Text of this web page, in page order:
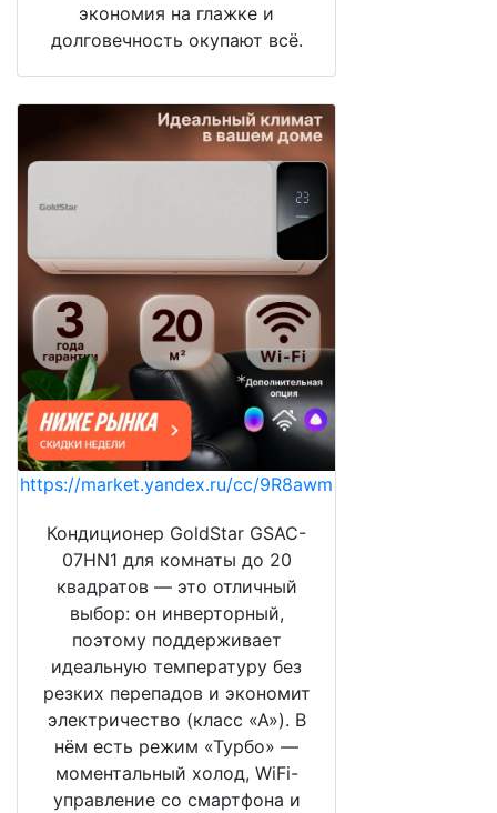
экономия на глажке и
долговечность окупают всё.
https://market.yandex.ru/cc/9R8awm
Кондиционер GoldStar GSAC-
07HN1 для комнаты до 20
квадратов — это отличный
выбор: он инверторный,
поэтому поддерживает
идеальную температуру без
резких перепадов и экономит
электричество (класс «А»). В
нём есть режим «Турбо» —
моментальный холод, WiFi-
управление со смартфона и